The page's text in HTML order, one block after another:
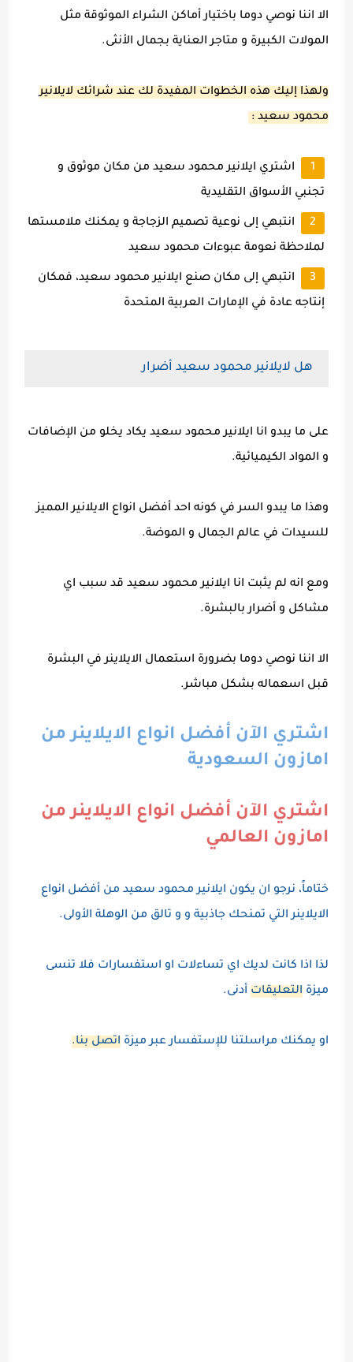
الا اننا نوصي دوما باختيار أماكن الشراء الموثوقة مثل
المولات الكبيرة و متاجر العناية بجمال الأنثى.
ولهذا إليك هذه الخطوات المفيدة لك عند شرائك لايلانير
محمود سعيد :
اشتري ايلانير محمود سعيد من مكان موثوق و
تجنبي الأسواق التقليدية
انتبهي إلى نوعية تصميم الزجاجة و يمكنك ملامستها
لملاحظة نعومة عبوءات محمود سعيد
انتبهي إلى مكان صنع ايلانير محمود سعيد، فمكان
إنتاجه عادة في الإمارات العربية المتحدة
هل لايلانير محمود سعيد أضرار
على ما يبدو انا ايلانير محمود سعيد يكاد يخلو من الإضافات
و المواد الكيميائية.
وهذا ما يبدو السر في كونه احد أفضل انواع الايلانير المميز
للسيدات في عالم الجمال و الموضة.
ومع انه لم يثبت انا ايلانير محمود سعيد قد سبب اي
مشاكل و أضرار بالبشرة.
الا اننا نوصي دوما بضرورة استعمال الايلاينر في البشرة
قبل اسعماله بشكل مباشر.
اشتري الآن أفضل انواع الايلاينر من
امازون السعودية
اشتري الآن أفضل انواع الايلاينر من
امازون العالمي
ختاماً، نرجو ان يكون ايلانير محمود سعيد من أفضل انواع
الايلاينر التي تمنحك جاذبية و و تالق من الوهلة الأولى.
لذا اذا كانت لديك اي تساءلات او استفسارات فلا تنسى
ميزة التعليقات أدنى.
او يمكنك مراسلتنا للإستفسار عبر ميزة اتصل بنا.